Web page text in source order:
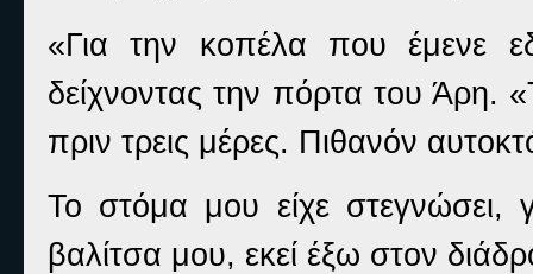
«Για την κοπέλα που έμενε
δείχνοντας την πόρτα του
πριν τρεις μέρες. Πιθανόν
Το στόμα μου είχε
βαλίτσα μου, εκεί έξω στον